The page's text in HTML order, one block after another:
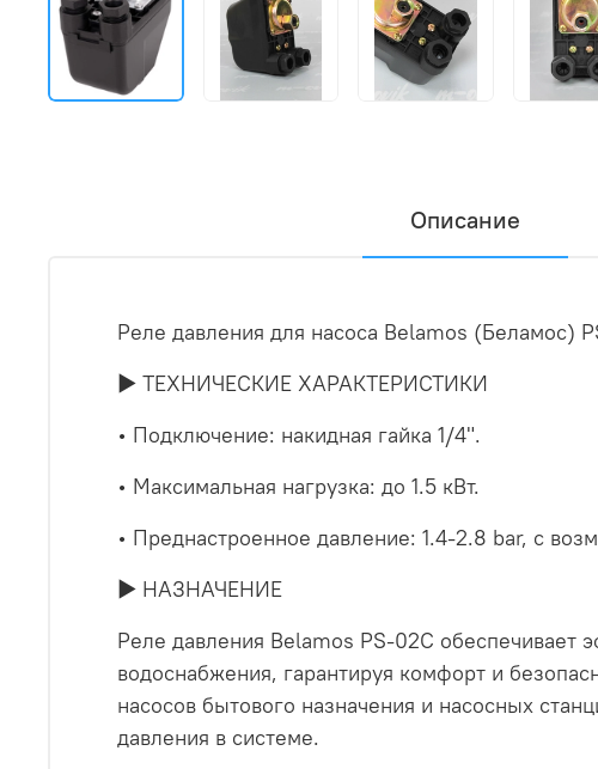
Описание
Реле давления для насоса Belamos (Беламос)
► ТЕХНИЧЕСКИЕ ХАРАКТЕРИСТИКИ
• Подключение: накидная гайка 1/4".
• Максимальная нагрузка: до 1.5 кВт.
• Преднастроенное давление: 1.4-2.8 bar, с
► НАЗНАЧЕНИЕ
Реле давления Belamos PS-02C обеспечивает
водоснабжения, гарантируя комфорт и
насосов бытового назначения и насосных
давления в системе.